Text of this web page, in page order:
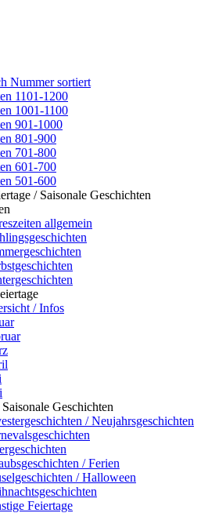
Nummer sortiert
1101-1200
1001-1100
901-1000
801-900
701-800
601-700
501-600
/ Saisonale Geschichten
allgemein
/ Infos
Geschichten
/ Neujahrsgeschichten
/ Ferien
/ Halloween
Feiertage